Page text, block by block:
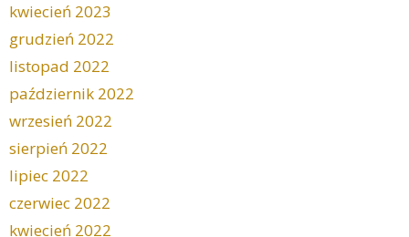
kwiecień 2023
grudzień 2022
listopad 2022
październik 2022
wrzesień 2022
sierpień 2022
lipiec 2022
czerwiec 2022
kwiecień 2022